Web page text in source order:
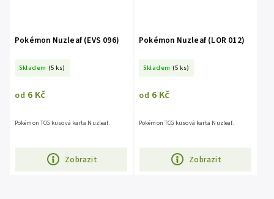
Pokémon Nuzleaf (EVS 096)
Skladem (5 ks)
od 6 Kč
Zobrazit
Pokémon TCG kusová karta Nuzleaf.
Pokémon Nuzleaf (LOR 012)
Skladem (5 ks)
od 6 Kč
Zobrazit
Pokémon TCG kusová karta Nuzleaf.